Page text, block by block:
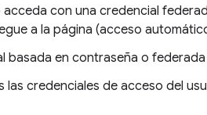
acceda con una credencial
a la página (acceso
basada en contraseña o
las credenciales de acceso del